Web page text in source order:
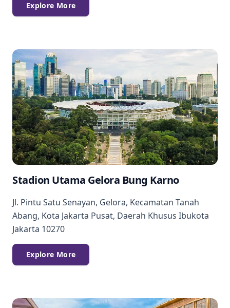
Explore More
Stadion Utama Gelora Bung Karno
Jl. Pintu Satu Senayan, Gelora, Kecamatan Tanah
Abang, Kota Jakarta Pusat, Daerah Khusus Ibukota
Jakarta 10270
Explore More